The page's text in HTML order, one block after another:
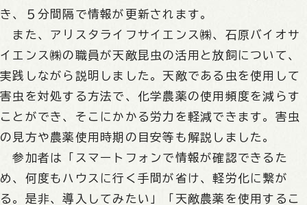
き、５分間隔で情報が更新されます。
また、アリスタライフサイエンス㈱、石原バイオサ
イエンス㈱の職員が天敵昆虫の活用と放飼について、
実践しながら説明しました。天敵である虫を使用して
害虫を対処する方法で、化学農薬の使用頻度を減らす
ことができ、そこにかかる労力を軽減できます。害虫
の見方や農薬使用時期の目安等も解説しました。
参加者は「スマートフォンで情報が確認できるた
め、何度もハウスに行く手間が省け、軽労化に繋が
る。是非、導入してみたい」「天敵農薬を使用するこ